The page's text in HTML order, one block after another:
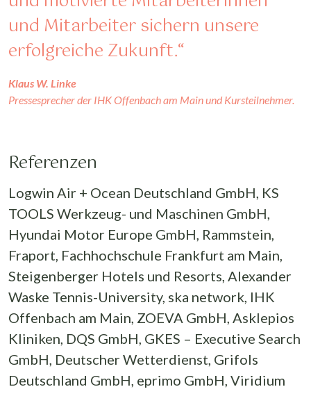
und Mitarbeiter sichern unsere
erfolgreiche Zukunft.“
Klaus W. Linke
Pressesprecher der IHK Offenbach am Main und Kursteilnehmer.
Referenzen
Logwin Air + Ocean Deutschland GmbH, KS
TOOLS Werkzeug- und Maschinen GmbH,
Hyundai Motor Europe GmbH, Rammstein,
Fraport, Fachhochschule Frankfurt am Main,
Steigenberger Hotels und Resorts, Alexander
Waske Tennis-University, ska network, IHK
Offenbach am Main, ZOEVA GmbH, Asklepios
Kliniken, DQS GmbH, GKES – Executive Search
GmbH, Deutscher Wetterdienst, Grifols
Deutschland GmbH, eprimo GmbH, Viridium